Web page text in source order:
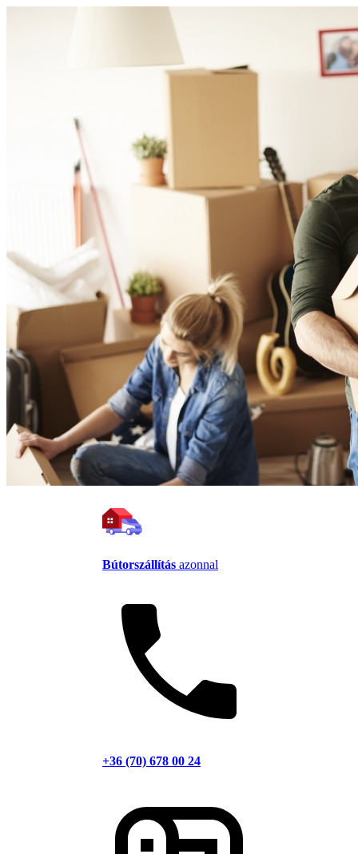
Bútorszállítás azonnal
+36 (70) 678 00 24